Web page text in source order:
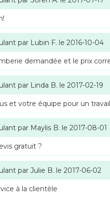
par Lubin F. le 2016-10-04
demandée et le prix
par Linda B. le 2017-02-19
et votre équipe pour un
par Maylis B. le 2017-08-01
gratuit ?
par Julie B. le 2017-06-02
à la clientèle